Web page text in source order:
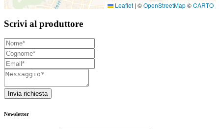
Leaflet | ©OpenStreetMap©CARTO
Scrivi al produttore
Invia richiesta
Newsletter